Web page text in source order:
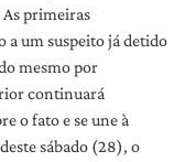
primeiras
a um suspeito já detido
mesmo por
continuará
o fato e se une à
sábado (28), o